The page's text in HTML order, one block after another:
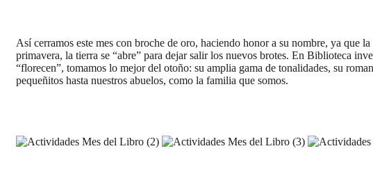
Así cerramos este mes con broche de oro, haciendo honor a su nombre, ya que
primavera, la tierra se “abre” para dejar salir los nuevos brotes. En Biblioteca
“florecen”, tomamos lo mejor del otoño: su amplia gama de tonalidades, su
pequeñitos hasta nuestros abuelos, como la familia que somos.